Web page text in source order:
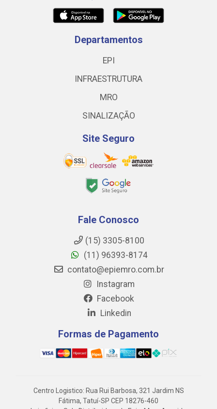
Departamentos
EPI
INFRAESTRUTURA
MRO
SINALIZAÇÃO
Site Seguro
Fale Conosco
(15) 3305-8100
(11) 96393-8174
contato@epiemro.com.br
Instagram
Facebook
Linkedin
Formas de Pagamento
Centro Logistico: Rua Rui Barbosa, 321 Jardim NS
Fátima, Tatuí-SP CEP 18276-460